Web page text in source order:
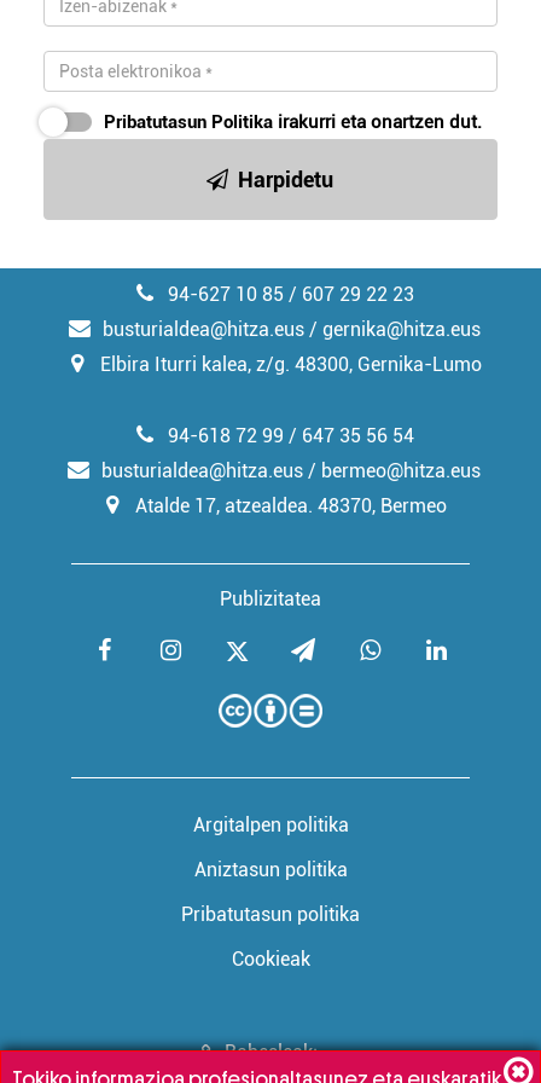
Pribatutasun Politika irakurri eta onartzen dut.
Harpidetu
94-627 10 85 / 607 29 22 23
busturialdea@hitza.eus / gernika@hitza.eus
Elbira Iturri kalea, z/g. 48300, Gernika-Lumo
Publizitatea
94-618 72 99 / 647 35 56 54
busturialdea@hitza.eus / bermeo@hitza.eus
Atalde 17, atzealdea. 48370, Bermeo
Argitalpen politika
Aniztasun politika
Pribatutasun politika
Cookieak
Babesleak: